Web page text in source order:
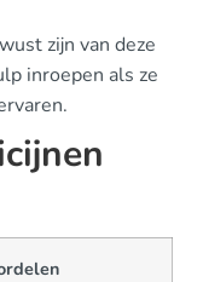
zijn van deze
inroepen als ze